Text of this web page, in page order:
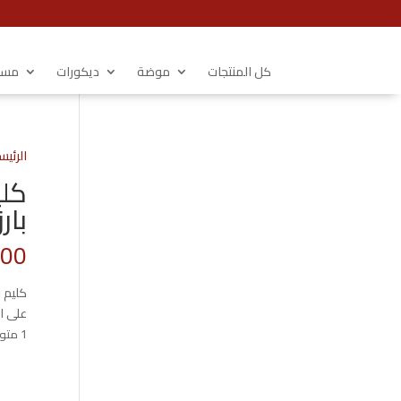
كل المنتجات موضة ديكورات
على
1 متوفر في المخزون